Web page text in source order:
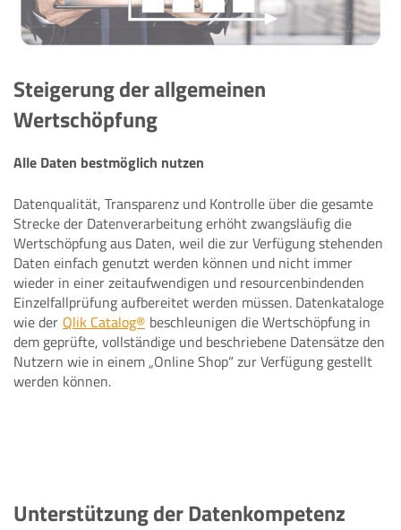
Steigerung der allgemeinen
Wertschöpfung
Alle Daten bestmöglich nutzen
Datenqualität, Transparenz und Kontrolle über die gesamte
Strecke der Datenverarbeitung erhöht zwangsläufig die
Wertschöpfung aus Daten, weil die zur Verfügung stehenden
Daten einfach genutzt werden können und nicht immer
wieder in einer zeitaufwendigen und resourcenbindenden
Einzelfallprüfung aufbereitet werden müssen. Datenkataloge
wie der Qlik Catalog® beschleunigen die Wertschöpfung in
dem geprüfte, vollständige und beschriebene Datensätze den
Nutzern wie in einem „Online Shop“ zur Verfügung gestellt
werden können.
Unterstützung der Datenkompetenz